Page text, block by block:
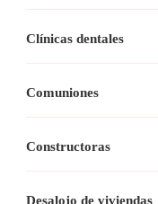
Clínicas dentales
Comuniones
Constructoras
Desalojo de viviendas